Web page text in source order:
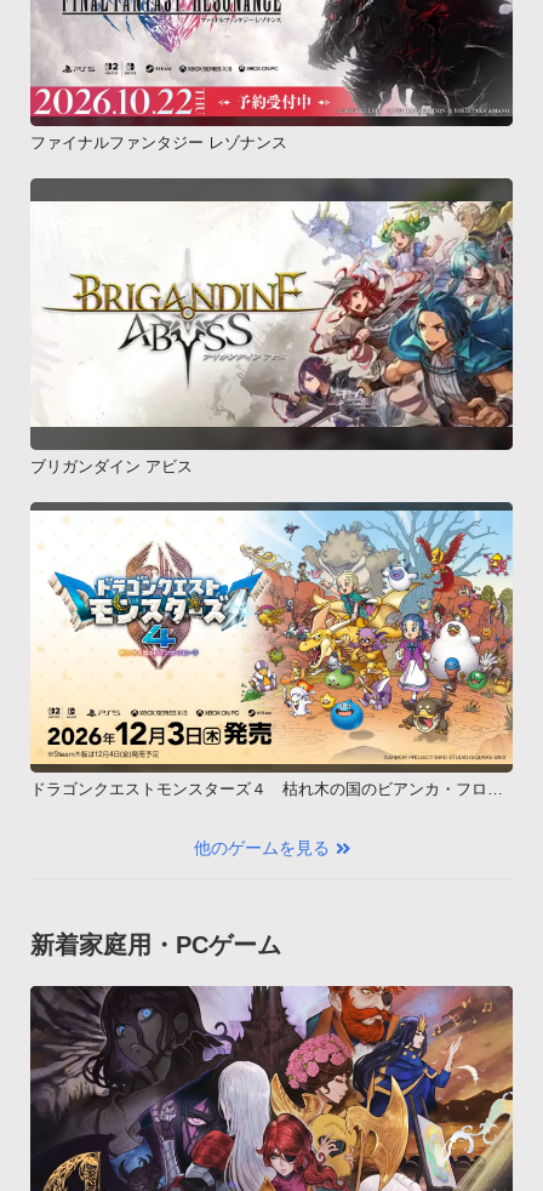
ファイナルファンタジー レゾナンス
ブリガンダイン アビス
ドラゴンクエストモンスターズ４ 枯れ木の国のビアンカ・フロー
他のゲームを見る
新着家庭用・PCゲーム